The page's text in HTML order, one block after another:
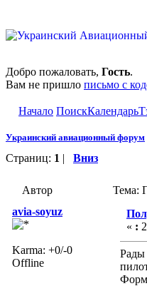
Добро пожаловать, Гость.
Вам не пришло письмо с
Начало ПоискКалендарь
Украинский авиационный форум
Страниц: 1 | Вниз
Автор
Тема:
avia-soyuz
Karma: +0/-0
Offline
« :
Рады